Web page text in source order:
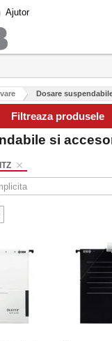
Ajutor
Dosare
Filtreaza produsele
si